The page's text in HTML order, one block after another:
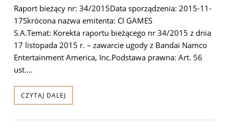
Raport bieżący nr: 34/2015Data sporządzenia: 2015-11-
17Skrócona nazwa emitenta: CI GAMES
S.A.Temat: Korekta raportu bieżącego nr 34/2015 z dnia
17 listopada 2015 r. – zawarcie ugody z Bandai Namco
Entertainment America, Inc.Podstawa prawna: Art. 56
ust….
CZYTAJ DALEJ